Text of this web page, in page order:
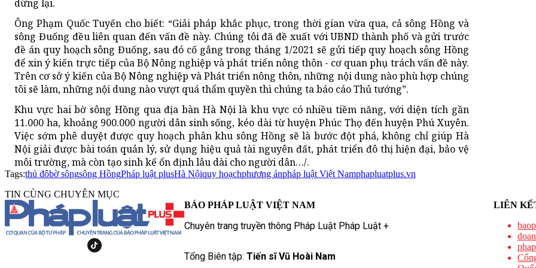
dừng lại.
Ông Phạm Quốc Tuyến cho biết: “Giải pháp khắc phục, trong thời gian vừa qua, cả sông Hồng và
sông Đuống đều liên quan đến vấn đề này. Chúng tôi đã đề xuất với UBND thành phố và gửi trước
đề án quy hoạch sông Đuống, sau đó cố gắng trong tháng 1/2021 sẽ gửi tiếp quy hoạch sông Hồng
để xin ý kiến trực tiếp của Bộ Nông nghiệp và phát triển nông thôn - cơ quan phụ trách vấn đề này.
Trên cơ sở ý kiến của Bộ Nông nghiệp và Phát triển nông thôn, những nội dung nào phù hợp chúng
tôi sẽ làm, những nội dung nào vượt quá thẩm quyền thì chúng ta báo cáo Thủ tướng”.
Khu vực hai bờ sông Hồng qua địa bàn Hà Nội là khu vực có nhiều tiềm năng, với diện tích gần
11.000 ha, khoảng 900.000 người dân sinh sống, kéo dài từ huyện Phúc Thọ đến huyện Phú Xuyên.
Việc sớm phê duyệt được quy hoạch phân khu sông Hồng sẽ là bước đột phá, không chỉ giúp Hà
Nội giải được bài toán quản lý, sử dụng hiệu quả tài nguyên đất, phát triển đô thị hiện đại, bảo vệ
môi trường, mà còn tạo sinh kế ổn định lâu dài cho người dân…/.
Tags:thủ đôbờ sôngsông HồngPháp luật plusHà Nộiquy hoạchphương ánpháp luật Việt Namphapluatplus.vn
TIN CÙNG CHUYÊN MỤC
BÁO PHÁP LUẬT VIỆT NAM
Chuyên trang truyền thông Pháp Luật Pháp Luật +
Tổng Biên tập: Tiến sĩ Vũ Hoài Nam
LIÊN